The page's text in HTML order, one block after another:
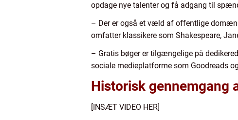
opdage nye talenter og få adgang til
– Der er også et væld af offentlige
omfatter klassikere som Shakespeare,
– Gratis bøger er tilgængelige på
sociale medieplatforme som Goodreads
Historisk gennemgang
[INSÆT VIDEO HER]